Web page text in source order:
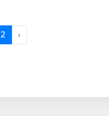
2 ›